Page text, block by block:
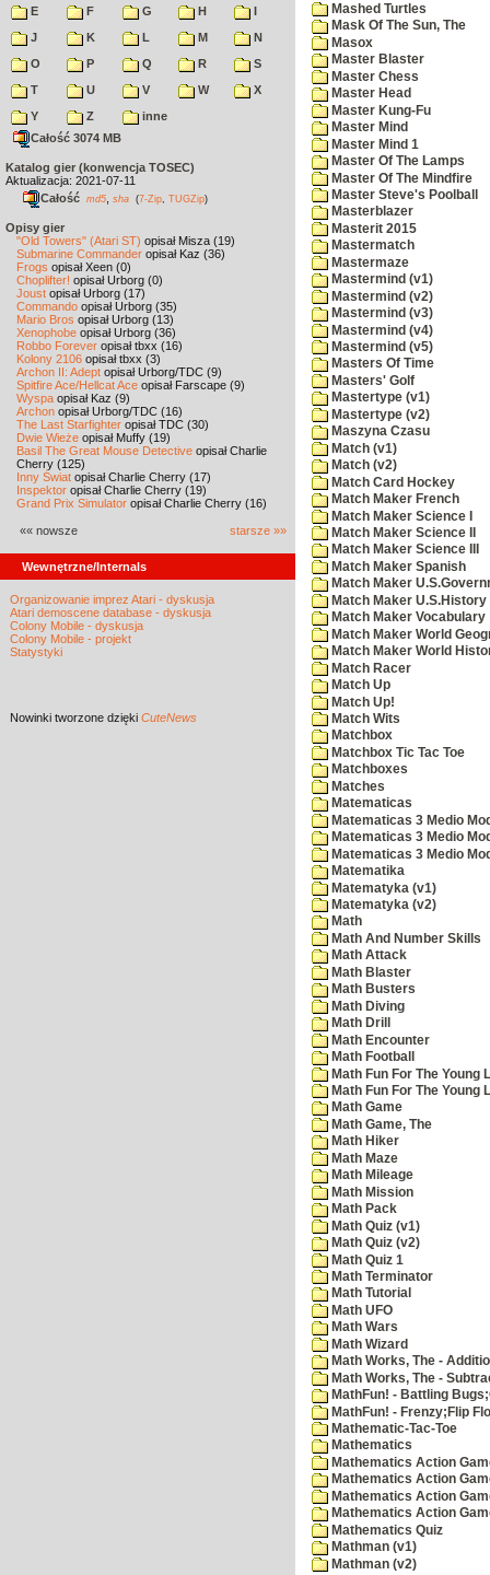
E
F G H
I
J
K L M
N
O
P Q R
S
T
U V W
X
Y
Z
inne
Całość 3074 MB
Katalog gier (konwencja TOSEC)
Aktualizacja: 2021-07-11
Całość md5 sha (7-Zip TUGZip)
Opisy gier
"Old Towers" (Atari ST) opisał Misza (19)
Submarine Commander opisał Kaz (36)
Frogs opisał Xeen (0)
Choplifter! opisał Urborg (0)
Joust opisał Urborg (17)
Commando opisał Urborg (35)
Mario Bros opisał Urborg (13)
Xenophobe opisał Urborg (36)
Robbo Forever opisał tbxx (16)
Kolony 2106 opisał tbxx (3)
Archon II: Adept opisał Urborg/TDC (9)
Spitfire Ace/Hellcat Ace opisał Farscape (9)
Wyspa opisał Kaz (9)
Archon opisał Urborg/TDC (16)
The Last Starfighter opisał TDC (30)
Dwie Wieże opisał Muffy (19)
Basil The Great Mouse Detective opisał Charlie
Cherry (125)
Inny Świat opisał Charlie Cherry (17)
Inspektor opisał Charlie Cherry (19)
Grand Prix Simulator opisał Charlie Cherry (16)
«« nowsze starsze »»
Wewnętrzne/Internals
Organizowanie imprez Atari - dyskusja
Atari demoscene database - dyskusja
Colony Mobile - dyskusja
Colony Mobile - projekt
Statystyki
Nowinki tworzone dzięki CuteNews
Mashed Turtles
Mask Of The Sun, The
Masox
Master Blaster
Master Chess
Master Head
Master Kung-Fu
Master Mind
Master Mind 1
Master Of The Lamps
Master Of The Mindfire
Master Steve's Poolball
Masterblazer
Masterit 2015
Mastermatch
Mastermaze
Mastermind (v1)
Mastermind (v2)
Mastermind (v3)
Mastermind (v4)
Mastermind (v5)
Masters Of Time
Masters' Golf
Mastertype (v1)
Mastertype (v2)
Maszyna Czasu
Match (v1)
Match (v2)
Match Card Hockey
Match Maker French
Match Maker Science I
Match Maker Science II
Match Maker Science III
Match Maker Spanish
Match Maker
Match Maker U.S.History
Match Maker Vocabulary
Match Maker World
Match Maker World
Match Racer
Match Up
Match Up!
Match Wits
Matchbox
Matchbox Tic Tac Toe
Matchboxes
Matches
Matematicas
Matematicas 3 Medio
Matematicas 3 Medio
Matematicas 3 Medio
Matematika
Matematyka (v1)
Matematyka (v2)
Math
Math And Number Skills
Math Attack
Math Blaster
Math Busters
Math Diving
Math Drill
Math Encounter
Math Football
Math Fun For The Young
Math Fun For The Young
Math Game
Math Game, The
Math Hiker
Math Maze
Math Mileage
Math Mission
Math Pack
Math Quiz (v1)
Math Quiz (v2)
Math Quiz 1
Math Terminator
Math Tutorial
Math UFO
Math Wars
Math Wizard
Math Works, The -
Math Works, The -
MathFun! - Battling
MathFun! - Frenzy;Flip
Mathematic-Tac-Toe
Mathematics
Mathematics Action
Mathematics Action
Mathematics Action
Mathematics Action
Mathematics Quiz
Mathman (v1)
Mathman (v2)